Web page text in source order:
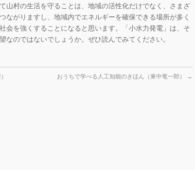
山村の生活を守ることは、地域の活性化だけでなく、さまざ
ながりますし、地域内でエネルギーを確保できる場所が多く
会を強くすることになると思います。「小水力発電」は、そ
なのではないでしょうか。ぜひ読んでみてください。
おうちで学べる人工知能のきほん（東中竜一郎） →